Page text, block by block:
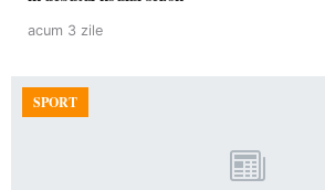
acum 3 zile
SPORT